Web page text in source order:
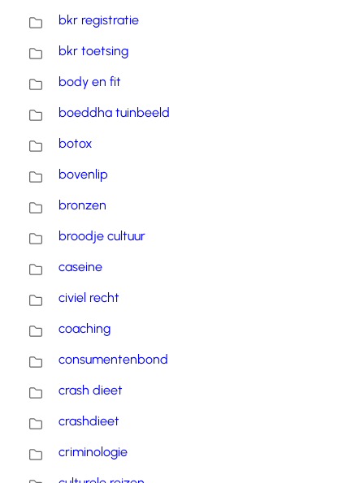
bkr registratie
bkr toetsing
body en fit
boeddha tuinbeeld
botox
bovenlip
bronzen
broodje cultuur
caseine
civiel recht
coaching
consumentenbond
crash dieet
crashdieet
criminologie